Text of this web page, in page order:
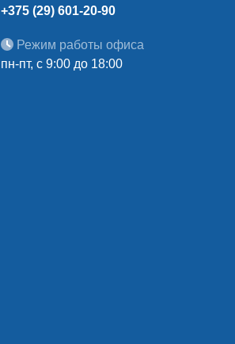
+375 (29) 601-20-90
Режим работы офиса
пн-пт, с 9:00 до 18:00